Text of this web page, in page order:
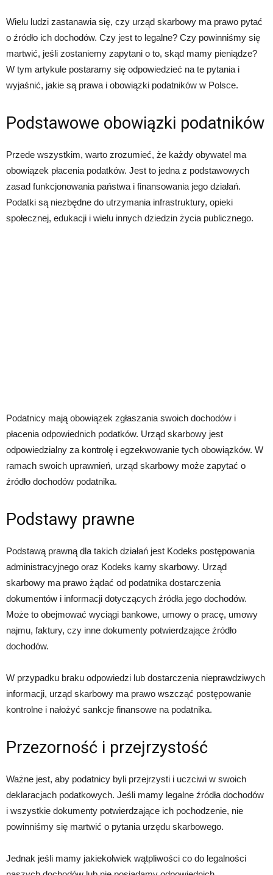
Wielu ludzi zastanawia się, czy urząd skarbowy ma prawo pytać
o źródło ich dochodów. Czy jest to legalne? Czy powinniśmy się
martwić, jeśli zostaniemy zapytani o to, skąd mamy pieniądze?
W tym artykule postaramy się odpowiedzieć na te pytania i
wyjaśnić, jakie są prawa i obowiązki podatników w Polsce.
Podstawowe obowiązki podatników
Przede wszystkim, warto zrozumieć, że każdy obywatel ma
obowiązek płacenia podatków. Jest to jedna z podstawowych
zasad funkcjonowania państwa i finansowania jego działań.
Podatki są niezbędne do utrzymania infrastruktury, opieki
społecznej, edukacji i wielu innych dziedzin życia publicznego.
Podatnicy mają obowiązek zgłaszania swoich dochodów i
płacenia odpowiednich podatków. Urząd skarbowy jest
odpowiedzialny za kontrolę i egzekwowanie tych obowiązków. W
ramach swoich uprawnień, urząd skarbowy może zapytać o
źródło dochodów podatnika.
Podstawy prawne
Podstawą prawną dla takich działań jest Kodeks postępowania
administracyjnego oraz Kodeks karny skarbowy. Urząd
skarbowy ma prawo żądać od podatnika dostarczenia
dokumentów i informacji dotyczących źródła jego dochodów.
Może to obejmować wyciągi bankowe, umowy o pracę, umowy
najmu, faktury, czy inne dokumenty potwierdzające źródło
dochodów.
W przypadku braku odpowiedzi lub dostarczenia nieprawdziwych
informacji, urząd skarbowy ma prawo wszcząć postępowanie
kontrolne i nałożyć sankcje finansowe na podatnika.
Przezorność i przejrzystość
Ważne jest, aby podatnicy byli przejrzysti i uczciwi w swoich
deklaracjach podatkowych. Jeśli mamy legalne źródła dochodów
i wszystkie dokumenty potwierdzające ich pochodzenie, nie
powinniśmy się martwić o pytania urzędu skarbowego.
Jednak jeśli mamy jakiekolwiek wątpliwości co do legalności